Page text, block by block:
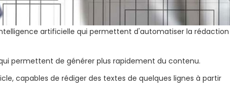
artificielle qui permettent d'automatiser la rédaction
permettent de générer plus rapidement du contenu.
capables de rédiger des textes de quelques lignes à partir